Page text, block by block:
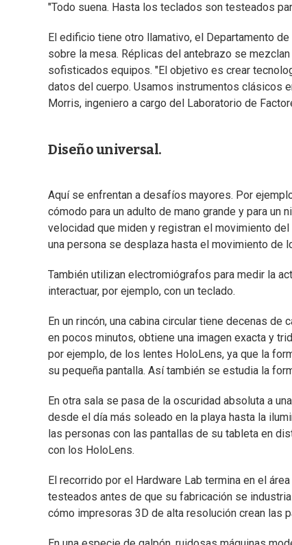
"Todo suena. Hasta los teclados son testeados
El edificio tiene otro llamativo, el Departamento
sobre la mesa. Réplicas del antebrazo se
sofisticados equipos. "El objetivo es crear
datos del cuerpo. Usamos instrumentos clásicos
Morris, ingeniero a cargo del Laboratorio de
Diseño universal.
Aquí se enfrentan a desafíos mayores. Por
cómodo para un adulto de mano grande y para
velocidad que miden y registran el movimiento
una persona se desplaza hasta el movimiento de
También utilizan electromiógrafos para medir la
interactuar, por ejemplo, con un teclado.
En un rincón, una cabina circular tiene decenas
en pocos minutos, obtiene una imagen exacta y
por ejemplo, de los lentes HoloLens, ya que la
su pequeña pantalla. Así también se estudia la
En otra sala se pasa de la oscuridad absoluta a
desde el día más soleado en la playa hasta la
las personas con las pantallas de su tableta en
con los HoloLens.
El recorrido por el Hardware Lab termina en el
testeados antes de que su fabricación se
cómo impresoras 3D de alta resolución crean las